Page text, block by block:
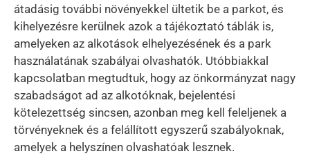
átadásig további növényekkel ültetik be a parkot, és
kihelyezésre kerülnek azok a tájékoztató táblák is,
amelyeken az alkotások elhelyezésének és a park
használatának szabályai olvashatók. Utóbbiakkal
kapcsolatban megtudtuk, hogy az önkormányzat nagy
szabadságot ad az alkotóknak, bejelentési
kötelezettség sincsen, azonban meg kell feleljenek a
törvényeknek és a felállított egyszerű szabályoknak,
amelyek a helyszínen olvashatóak lesznek.